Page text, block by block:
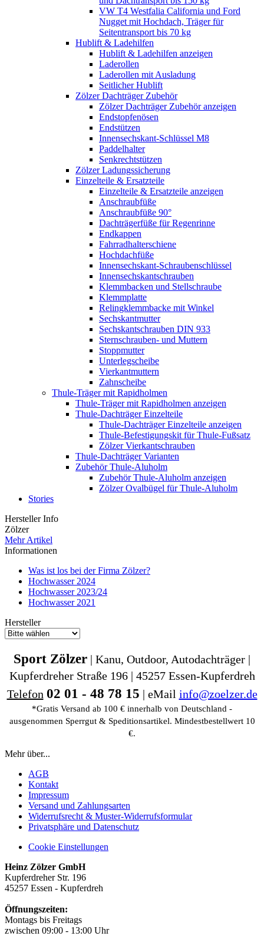
VW T4 Westfalia California und Ford
Nugget mit Hochdach, Träger für
Seitentransport bis 70 kg
Hublift & Ladehilfen
Hublift & Ladehilfen anzeigen
Laderollen
Laderollen mit Ausladung
Seitlicher Hublift
Zölzer Dachträger Zubehör
Zölzer Dachträger Zubehör anzeigen
Endstopfenösen
Endstützen
Innensechskant-Schlüssel M8
Paddelhalter
Senkrechtstützen
Zölzer Ladungssicherung
Einzelteile & Ersatzteile
Einzelteile & Ersatzteile anzeigen
Anschraubfüße
Anschraubfüße 90°
Dachträgerfüße für Regenrinne
Endkappen
Fahrradhalterschiene
Hochdachfüße
Innensechskant-Schraubenschlüssel
Innensechskantschrauben
Klemmbacken und Stellschraube
Klemmplatte
Relingklemmbacke mit Winkel
Sechskantmutter
Sechskantschrauben DIN 933
Sternschrauben- und Muttern
Stoppmutter
Unterlegscheibe
Vierkantmuttern
Zahnscheibe
Thule-Träger mit Rapidholmen
Thule-Träger mit Rapidholmen anzeigen
Thule-Dachträger Einzelteile
Thule-Dachträger Einzelteile anzeigen
Thule-Befestigungskit für Thule-Fußsatz
Zölzer Vierkantschrauben
Thule-Dachträger Varianten
Zubehör Thule-Aluholm
Zubehör Thule-Aluholm anzeigen
Zölzer Ovalbügel für Thule-Aluholm
Stories
Hersteller Info
Zölzer
Mehr Artikel
Informationen
Was ist los bei der Firma Zölzer?
Hochwasser 2024
Hochwasser 2023/24
Hochwasser 2021
Hersteller
Sport Zölzer | Kanu, Outdoor, Autodachträger |
Kupferdreher Straße 196 | 45257 Essen-Kupferdreh
Telefon 02 01 - 48 78 15 | eMail info@zoelzer.de
*Gratis Versand ab 100 € innerhalb von Deutschland -
ausgenommen Sperrgut & Speditionsartikel. Mindestbestellwert 10
€.
Mehr über...
AGB
Kontakt
Impressum
Versand und Zahlungsarten
Widerrufsrecht & Muster-Widerrufsformular
Privatsphäre und Datenschutz
Cookie Einstellungen
Heinz Zölzer GmbH
Kupferdreher Str. 196
45257 Essen - Kupferdreh
Öffnungszeiten:
Montags bis Freitags
zwischen 09:00 - 13:00 Uhr